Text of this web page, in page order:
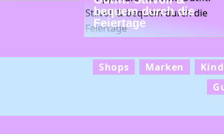
bequem durch die
Feiertage
Shops Marken